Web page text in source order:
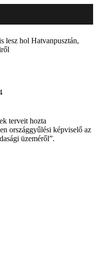
lesz hol Hatvanpusztán,
terveit hozta
országgyűlési képviselő az
üzeméről”.